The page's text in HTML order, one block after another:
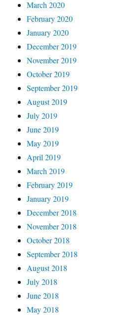
March 2020
February 2020
January 2020
December 2019
November 2019
October 2019
September 2019
August 2019
July 2019
June 2019
May 2019
April 2019
March 2019
February 2019
January 2019
December 2018
November 2018
October 2018
September 2018
August 2018
July 2018
June 2018
May 2018